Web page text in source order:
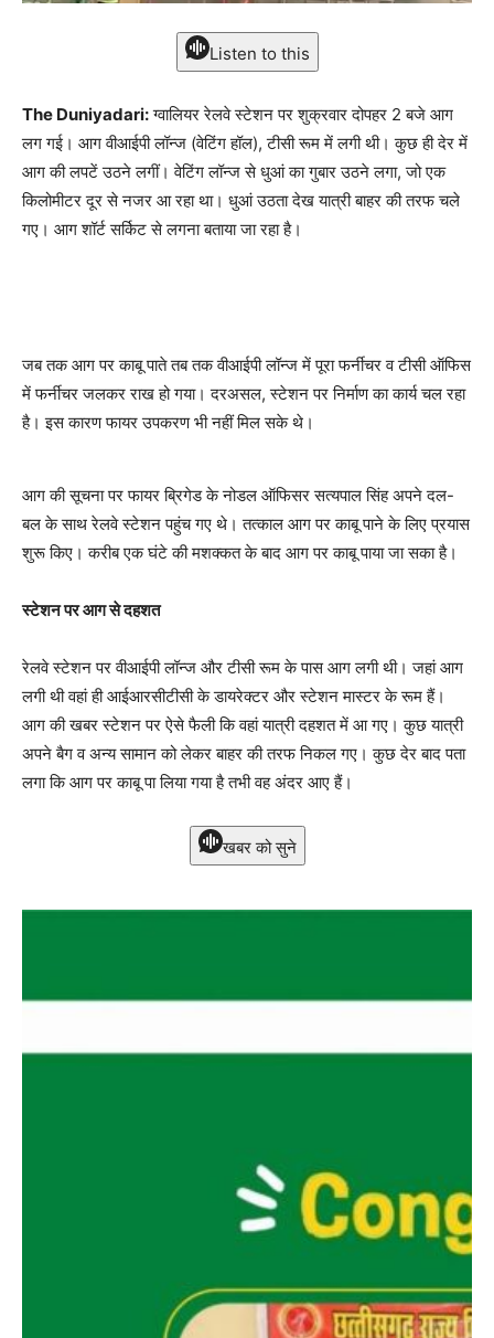
Listen to this
The Duniyadari:ग्वालियर रेलवे स्टेशन पर शुक्रवार दोपहर 2 बजे आग
लग गई। आग वीआईपी लॉन्ज (वेटिंग हॉल), टीसी रूम में लगी थी। कुछ ही देर में
आग की लपटें उठने लगीं। वेटिंग लॉन्ज से धुआं का गुबार उठने लगा, जो एक
किलोमीटर दूर से नजर आ रहा था। धुआं उठता देख यात्री बाहर की तरफ चले
गए। आग शॉर्ट सर्किट से लगना बताया जा रहा है।
जब तक आग पर काबू पाते तब तक वीआईपी लॉन्ज में पूरा फर्नीचर व टीसी ऑफिस
में फर्नीचर जलकर राख हो गया। दरअसल, स्टेशन पर निर्माण का कार्य चल रहा
है। इस कारण फायर उपकरण भी नहीं मिल सके थे।
आग की सूचना पर फायर ब्रिगेड के नोडल ऑफिसर सत्यपाल सिंह अपने दल-
बल के साथ रेलवे स्टेशन पहुंच गए थे। तत्काल आग पर काबू पाने के लिए प्रयास
शुरू किए। करीब एक घंटे की मशक्कत के बाद आग पर काबू पाया जा सका है।
स्टेशन पर आग से दहशत
रेलवे स्टेशन पर वीआईपी लॉन्ज और टीसी रूम के पास आग लगी थी। जहां आग
लगी थी वहां ही आईआरसीटीसी के डायरेक्टर और स्टेशन मास्टर के रूम हैं।
आग की खबर स्टेशन पर ऐसे फैली कि वहां यात्री दहशत में आ गए। कुछ यात्री
अपने बैग व अन्य सामान को लेकर बाहर की तरफ निकल गए। कुछ देर बाद पता
लगा कि आग पर काबू पा लिया गया है तभी वह अंदर आए हैं।
खबर को सुने